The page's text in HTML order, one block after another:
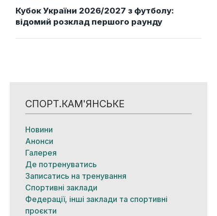
Кубок України 2026/2027 з футболу:
відомий розклад першого раунду
СПОРТ.КАМ'ЯНСЬКЕ
Новини
Анонси
Галерея
Де потренуватись
Записатись на тренування
Спортивні заклади
Федерації, інші заклади та спортивні
проєкти